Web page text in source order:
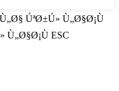
ÚªØ±Ú» Ù„Ø§Ø¡Ù
ESC